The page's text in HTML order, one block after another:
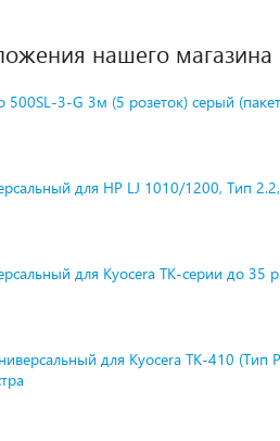
нашего магазина
500SL-3-G 3м (5 розеток) серый
для HP LJ 1010/1200, Тип
для Kyocera TK-серии до 35
для Kyocera TK-410 (Тип